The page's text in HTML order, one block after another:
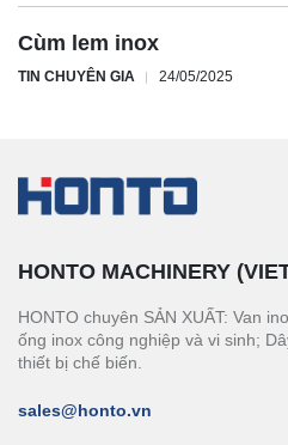
Cùm lem inox
TIN CHUYÊN GIA 24/05/2025
HONTO MACHINERY
HONTO chuyên SẢN XUẤT: Van
ống inox công nghiệp và vi sinh;
thiết bị chế biến.
sales@honto.vn